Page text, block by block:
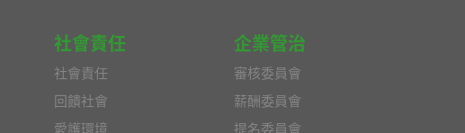
社會責任
社會責任
回饋社會
愛護環境
企業管治
審核委員會
薪酬委員會
提名委員會